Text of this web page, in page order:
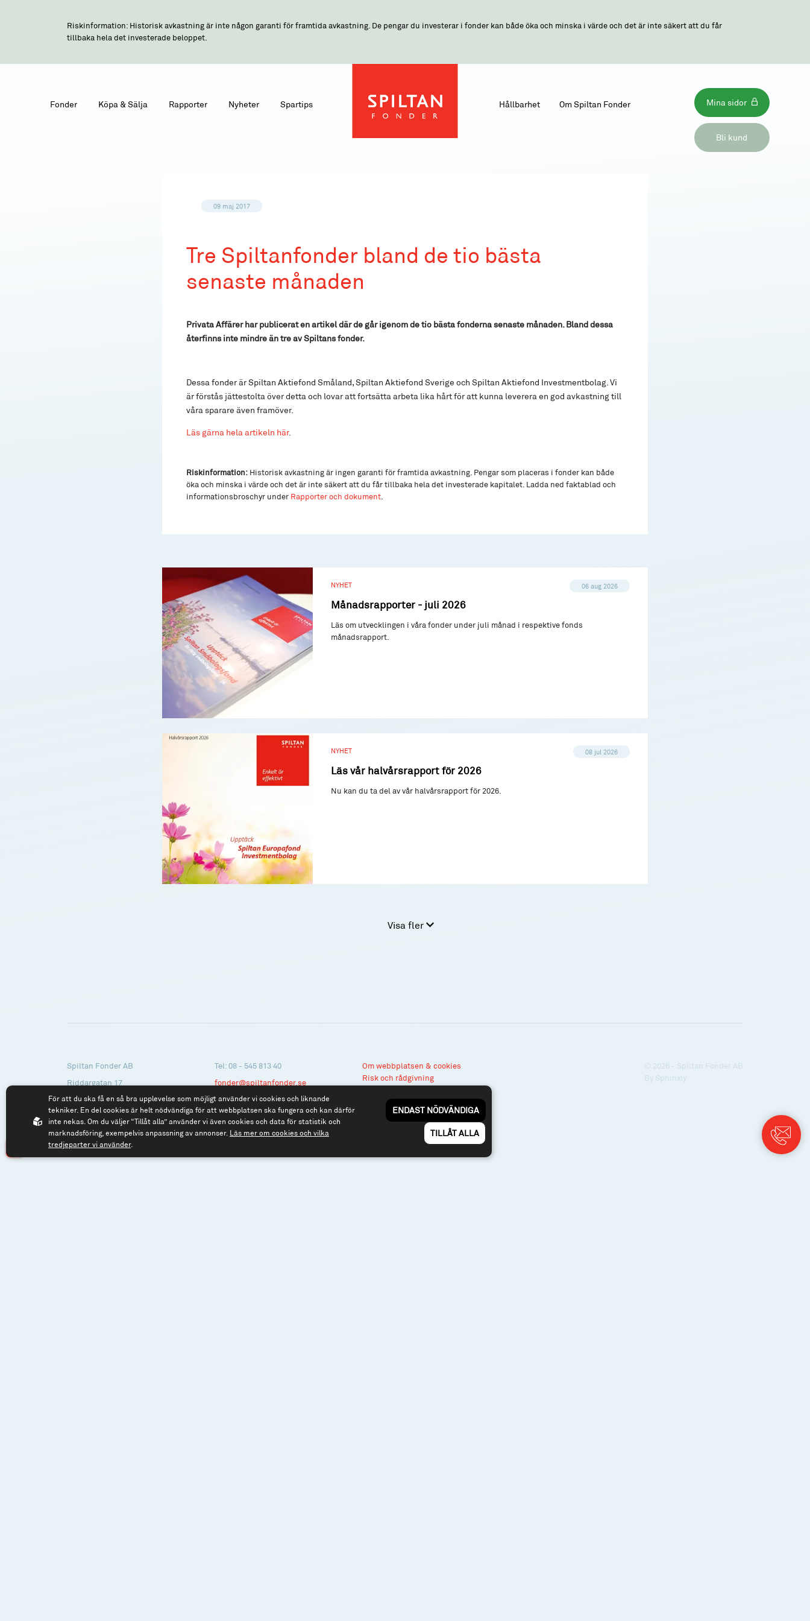
Riskinformation: Historisk avkastning är inte någon garanti för framtida avkastning. De pengar du investerar i fonder kan både öka och minska i värde och det är inte säkert att du får
tillbaka hela det investerade beloppet.
Bli kund
Mina sidor
Fonder Köpa & Sälja Rapporter Nyheter Spartips Om Spiltan Fonder
Hållbarhet
09 maj 2017
Tre Spiltanfonder bland de tio bästa
senaste månaden
Privata Affärer har publicerat en artikel där de går igenom de tio bästa fonderna senaste månaden. Bland dessa
återfinns inte mindre än tre av Spiltans fonder.
Dessa fonder är Spiltan Aktiefond Småland, Spiltan Aktiefond Sverige och Spiltan Aktiefond Investmentbolag. Vi
är förstås jättestolta över detta och lovar att fortsätta arbeta lika hårt för att kunna leverera en god avkastning till
våra sparare även framöver.
Läs gärna hela artikeln här.
Riskinformation:Historisk avkastning är ingen garanti för framtida avkastning. Pengar som placeras i fonder kan både
öka och minska i värde och det är inte säkert att du får tillbaka hela det investerade kapitalet. Ladda ned faktablad och
informationsbroschyr under Rapporter och dokument.
NYHET 06 aug 2026
Månadsrapporter - juli 2026
Läs om utvecklingen i våra fonder under juli månad i respektive fonds
månadsrapport.
NYHET 08 jul 2026
Läs vår halvårsrapport för 2026
Nu kan du ta del av vår halvårsrapport för 2026.
Visa fler
Spiltan Fonder AB
Riddargatan 17
114 57 Stockholm
Tel: 08 - 545 813 40
fonder@spiltanfonder.se
Om webbplatsen & cookies
Risk och rådgivning
© 2026 - Spiltan Fonder AB
By Sphinxly
För att du ska få en så bra upplevelse som möjligt använder vi cookies och liknande
tekniker. En del cookies är helt nödvändiga för att webbplatsen ska fungera och kan därför
inte nekas. Om du väljer “Tillåt alla” använder vi även cookies och data för statistik och
marknadsföring, exempelvis anpassning av annonser. Läs mer om cookies och vilka
tredjeparter vi använder.
ENDAST NÖDVÄNDIGA
TILLÅT ALLA